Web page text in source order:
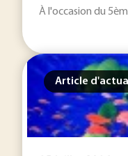
À l'occasion du
Article